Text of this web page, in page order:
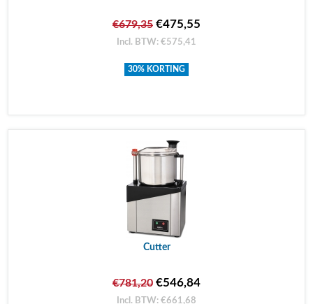
€679,35 €475,55
Incl. BTW: €575,41
30% KORTING
Cutter
€781,20 €546,84
Incl. BTW: €661,68